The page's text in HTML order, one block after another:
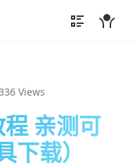
Views
亲测可
载）